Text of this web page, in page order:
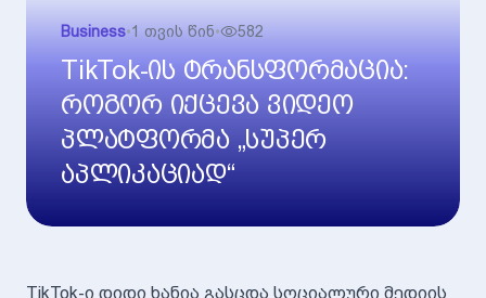
Business•1 თვის წინ• 582
TikTok-ის ტრანსფორმაცია:
როგორ იქცევა ვიდეო
პლატფორმა „სუპერ
აპლიკაციად“
TikTok-ი დიდი ხანია გასცდა სოციალური მედიის